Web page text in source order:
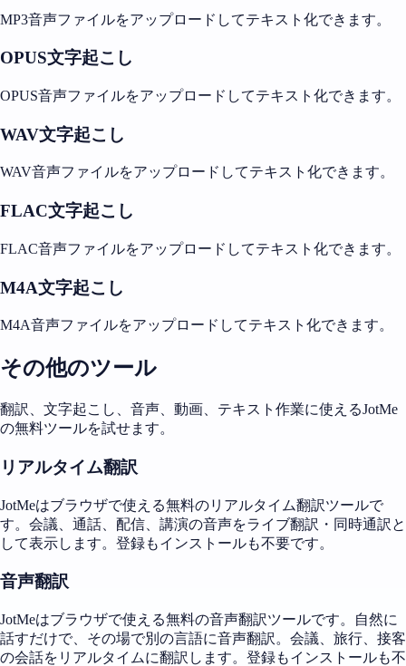
MP3音声ファイルをアップロードしてテキスト化できます。
OPUS文字起こし
OPUS音声ファイルをアップロードしてテキスト化できます。
WAV文字起こし
WAV音声ファイルをアップロードしてテキスト化できます。
FLAC文字起こし
FLAC音声ファイルをアップロードしてテキスト化できます。
M4A文字起こし
M4A音声ファイルをアップロードしてテキスト化できます。
その他のツール
翻訳、文字起こし、音声、動画、テキスト作業に使えるJotMe
の無料ツールを試せます。
リアルタイム翻訳
JotMeはブラウザで使える無料のリアルタイム翻訳ツールで
す。会議、通話、配信、講演の音声をライブ翻訳・同時通訳と
して表示します。登録もインストールも不要です。
音声翻訳
JotMeはブラウザで使える無料の音声翻訳ツールです。自然に
話すだけで、その場で別の言語に音声翻訳。会議、旅行、接客
の会話をリアルタイムに翻訳します。登録もインストールも不